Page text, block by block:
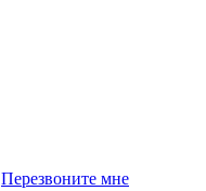
Перезвоните мне